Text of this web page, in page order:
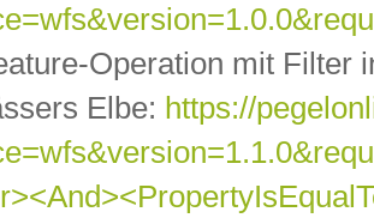
Operation mit Filter
Elbe: https://